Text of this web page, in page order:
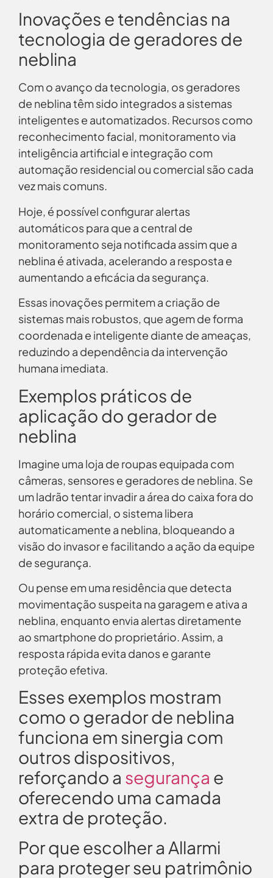
Inovações e tendências na
tecnologia de geradores de
neblina
Com o avanço da tecnologia, os geradores
de neblina têm sido integrados a sistemas
inteligentes e automatizados. Recursos como
reconhecimento facial, monitoramento via
inteligência artificial e integração com
automação residencial ou comercial são cada
vez mais comuns.
Hoje, é possível configurar alertas
automáticos para que a central de
monitoramento seja notificada assim que a
neblina é ativada, acelerando a resposta e
aumentando a eficácia da segurança.
Essas inovações permitem a criação de
sistemas mais robustos, que agem de forma
coordenada e inteligente diante de ameaças,
reduzindo a dependência da intervenção
humana imediata.
Exemplos práticos de
aplicação do gerador de
neblina
Imagine uma loja de roupas equipada com
câmeras, sensores e geradores de neblina. Se
um ladrão tentar invadir a área do caixa fora do
horário comercial, o sistema libera
automaticamente a neblina, bloqueando a
visão do invasor e facilitando a ação da equipe
de segurança.
Ou pense em uma residência que detecta
movimentação suspeita na garagem e ativa a
neblina, enquanto envia alertas diretamente
ao smartphone do proprietário. Assim, a
resposta rápida evita danos e garante
proteção efetiva.
Esses exemplos mostram
como o gerador de neblina
funciona em sinergia com
outros dispositivos,
reforçando a segurança e
oferecendo uma camada
extra de proteção.
Por que escolher a Allarmi
para proteger seu patrimônio